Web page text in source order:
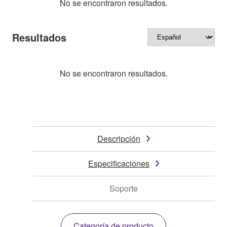
No se encontraron resultados.
Resultados
No se encontraron resultados.
Descripción
Especificaciones
Soporte